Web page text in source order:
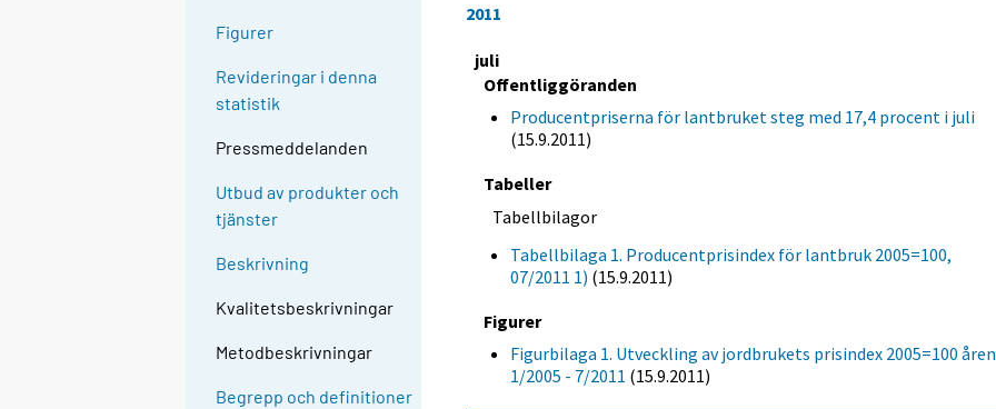
Figurer
Revideringar i denna
statistik
Pressmeddelanden
Utbud av produkter och
tjänster
Beskrivning
Kvalitetsbeskrivningar
Metodbeskrivningar
Begrepp och definitioner
2011
juli
Offentliggöranden
Producentpriserna för lantbruket steg med 17,4 procent i juli
(15.9.2011)
Tabeller
Tabellbilagor
Tabellbilaga 1. Producentprisindex för lantbruk 2005=100,
07/2011 1) (15.9.2011)
Figurer
Figurbilaga 1. Utveckling av jordbrukets prisindex 2005=100 åren
1/2005 - 7/2011 (15.9.2011)